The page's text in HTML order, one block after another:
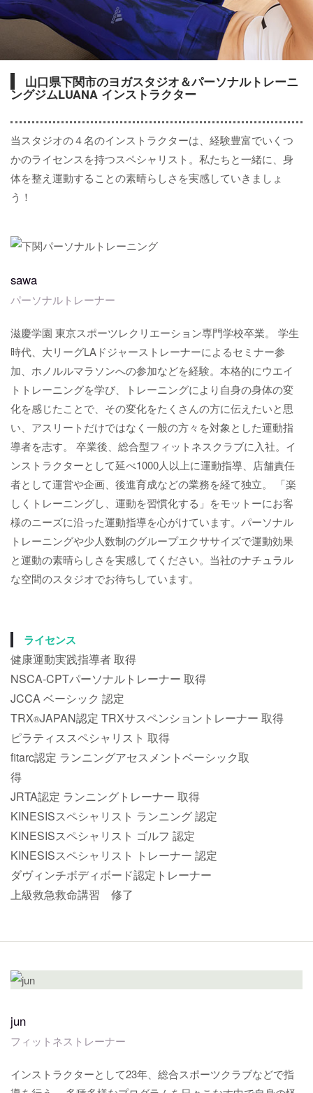
山口県下関市のヨガスタジオ＆パーソナルトレーニ
ングジムLUANA インストラクター
当スタジオの４名のインストラクターは、経験豊富でいくつ
かのライセンスを持つスペシャリスト。私たちと一緒に、身
体を整え運動することの素晴らしさを実感していきましょ
う！
sawa
パーソナルトレーナー
滋慶学園 東京スポーツレクリエーション専門学校卒業。 学生
時代、大リーグLAドジャーストレーナーによるセミナー参
加、ホノルルマラソンへの参加などを経験。本格的にウエイ
トトレーニングを学び、トレーニングにより自身の身体の変
化を感じたことで、その変化をたくさんの方に伝えたいと思
い、アスリートだけではなく一般の方々を対象とした運動指
導者を志す。 卒業後、総合型フィットネスクラブに入社。イ
ンストラクターとして延べ1000人以上に運動指導、店舗責任
者として運営や企画、後進育成などの業務を経て独立。 「楽
しくトレーニングし、運動を習慣化する」をモットーにお客
様のニーズに沿った運動指導を心がけています。パーソナル
トレーニングや少人数制のグループエクササイズで運動効果
と運動の素晴らしさを実感してください。当社のナチュラル
な空間のスタジオでお待ちしています。
ライセンス
健康運動実践指導者 取得
NSCA-CPTパーソナルトレーナー 取得
JCCA ベーシック 認定
TRX®JAPAN認定 TRXサスペンショントレーナー 取得
ピラティススペシャリスト 取得
fitarc認定 ランニングアセスメントベーシック取
JRTA認定 ランニングトレーナー 取得
KINESISスペシャリスト ランニング 認定
KINESISスペシャリスト ゴルフ 認定
KINESISスペシャリスト トレーナー 認定
ダヴィンチボディボード認定トレーナー
上級救急救命講習 修了
jun
フィットネストレーナー
インストラクターとして23年、総合スポーツクラブなどで指